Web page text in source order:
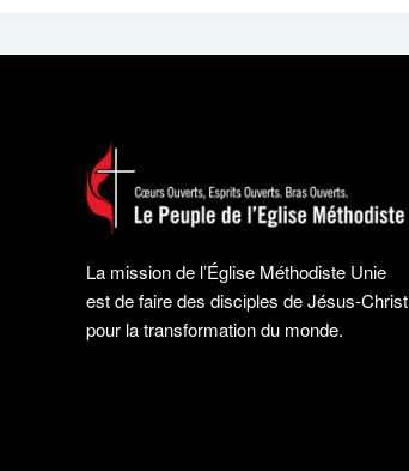
La mission de l’Église Méthodiste Unie
est de faire des disciples de Jésus-Christ
pour la transformation du monde.